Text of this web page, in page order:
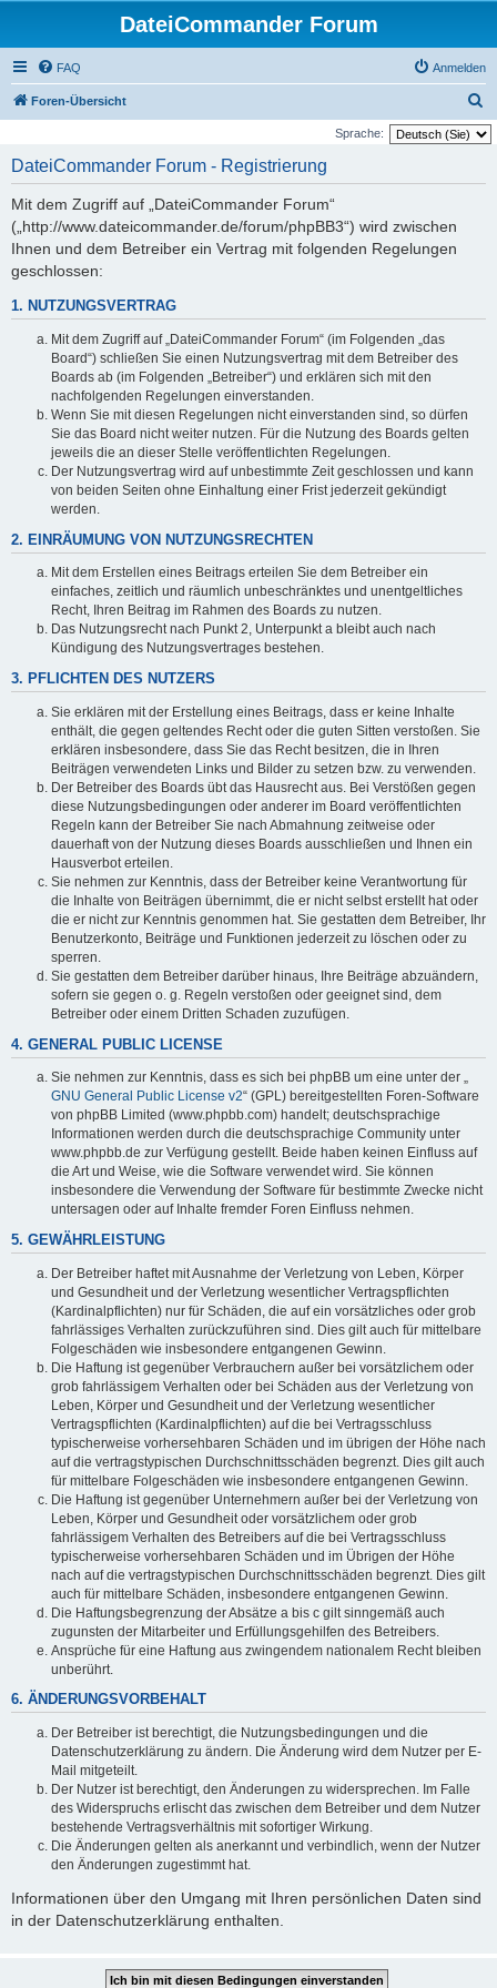
DateiCommander Forum
FAQ Anmelden
Foren-Übersicht
u
Sprache:
DateiCommander Forum - Registrierung
Mit dem Zugriff auf „DateiCommander Forum“
(„http://www.dateicommander.de/forum/phpBB3“) wird zwischen
Ihnen und dem Betreiber ein Vertrag mit folgenden Regelungen
geschlossen:
1. NUTZUNGSVERTRAG
Mit dem Zugriff auf „DateiCommander Forum“ (im Folgenden „das
Board“) schließen Sie einen Nutzungsvertrag mit dem Betreiber des
Boards ab (im Folgenden „Betreiber“) und erklären sich mit den
nachfolgenden Regelungen einverstanden.
Wenn Sie mit diesen Regelungen nicht einverstanden sind, so dürfen
Sie das Board nicht weiter nutzen. Für die Nutzung des Boards gelten
jeweils die an dieser Stelle veröffentlichten Regelungen.
Der Nutzungsvertrag wird auf unbestimmte Zeit geschlossen und kann
von beiden Seiten ohne Einhaltung einer Frist jederzeit gekündigt
werden.
2. EINRÄUMUNG VON NUTZUNGSRECHTEN
Mit dem Erstellen eines Beitrags erteilen Sie dem Betreiber ein
einfaches, zeitlich und räumlich unbeschränktes und unentgeltliches
Recht, Ihren Beitrag im Rahmen des Boards zu nutzen.
Das Nutzungsrecht nach Punkt 2, Unterpunkt a bleibt auch nach
Kündigung des Nutzungsvertrages bestehen.
3. PFLICHTEN DES NUTZERS
Sie erklären mit der Erstellung eines Beitrags, dass er keine Inhalte
enthält, die gegen geltendes Recht oder die guten Sitten verstoßen. Sie
erklären insbesondere, dass Sie das Recht besitzen, die in Ihren
Beiträgen verwendeten Links und Bilder zu setzen bzw. zu verwenden.
Der Betreiber des Boards übt das Hausrecht aus. Bei Verstößen gegen
diese Nutzungsbedingungen oder anderer im Board veröffentlichten
Regeln kann der Betreiber Sie nach Abmahnung zeitweise oder
dauerhaft von der Nutzung dieses Boards ausschließen und Ihnen ein
Hausverbot erteilen.
Sie nehmen zur Kenntnis, dass der Betreiber keine Verantwortung für
die Inhalte von Beiträgen übernimmt, die er nicht selbst erstellt hat oder
die er nicht zur Kenntnis genommen hat. Sie gestatten dem Betreiber, Ihr
Benutzerkonto, Beiträge und Funktionen jederzeit zu löschen oder zu
sperren.
Sie gestatten dem Betreiber darüber hinaus, Ihre Beiträge abzuändern,
sofern sie gegen o. g. Regeln verstoßen oder geeignet sind, dem
Betreiber oder einem Dritten Schaden zuzufügen.
4. GENERAL PUBLIC LICENSE
Sie nehmen zur Kenntnis, dass es sich bei phpBB um eine unter der „
GNU General Public License v2“ (GPL) bereitgestellten Foren-Software
von phpBB Limited (www.phpbb.com) handelt; deutschsprachige
Informationen werden durch die deutschsprachige Community unter
www.phpbb.de zur Verfügung gestellt. Beide haben keinen Einfluss auf
die Art und Weise, wie die Software verwendet wird. Sie können
insbesondere die Verwendung der Software für bestimmte Zwecke nicht
untersagen oder auf Inhalte fremder Foren Einfluss nehmen.
5. GEWÄHRLEISTUNG
Der Betreiber haftet mit Ausnahme der Verletzung von Leben, Körper
und Gesundheit und der Verletzung wesentlicher Vertragspflichten
(Kardinalpflichten) nur für Schäden, die auf ein vorsätzliches oder grob
fahrlässiges Verhalten zurückzuführen sind. Dies gilt auch für mittelbare
Folgeschäden wie insbesondere entgangenen Gewinn.
Die Haftung ist gegenüber Verbrauchern außer bei vorsätzlichem oder
grob fahrlässigem Verhalten oder bei Schäden aus der Verletzung von
Leben, Körper und Gesundheit und der Verletzung wesentlicher
Vertragspflichten (Kardinalpflichten) auf die bei Vertragsschluss
typischerweise vorhersehbaren Schäden und im übrigen der Höhe nach
auf die vertragstypischen Durchschnittsschäden begrenzt. Dies gilt auch
für mittelbare Folgeschäden wie insbesondere entgangenen Gewinn.
Die Haftung ist gegenüber Unternehmern außer bei der Verletzung von
Leben, Körper und Gesundheit oder vorsätzlichem oder grob
fahrlässigem Verhalten des Betreibers auf die bei Vertragsschluss
typischerweise vorhersehbaren Schäden und im Übrigen der Höhe
nach auf die vertragstypischen Durchschnittsschäden begrenzt. Dies gilt
auch für mittelbare Schäden, insbesondere entgangenen Gewinn.
Die Haftungsbegrenzung der Absätze a bis c gilt sinngemäß auch
zugunsten der Mitarbeiter und Erfüllungsgehilfen des Betreibers.
Ansprüche für eine Haftung aus zwingendem nationalem Recht bleiben
unberührt.
6. ÄNDERUNGSVORBEHALT
Der Betreiber ist berechtigt, die Nutzungsbedingungen und die
Datenschutzerklärung zu ändern. Die Änderung wird dem Nutzer per E-
Mail mitgeteilt.
Der Nutzer ist berechtigt, den Änderungen zu widersprechen. Im Falle
des Widerspruchs erlischt das zwischen dem Betreiber und dem Nutzer
bestehende Vertragsverhältnis mit sofortiger Wirkung.
Die Änderungen gelten als anerkannt und verbindlich, wenn der Nutzer
den Änderungen zugestimmt hat.
Informationen über den Umgang mit Ihren persönlichen Daten sind
in der Datenschutzerklärung enthalten.